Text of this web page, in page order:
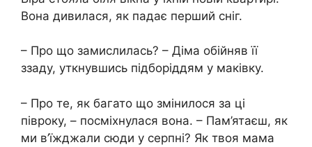
Вона дивилася, як падає перший сніг.
– Про що замислилась? – Діма обійняв її
ззаду, уткнувшись підборіддям у маківку.
– Про те, як багато що змінилося за ці
півроку, – посміхнулася вона. – Пам’ятаєш, як
ми в’їжджали сюди у серпні? Як твоя мама